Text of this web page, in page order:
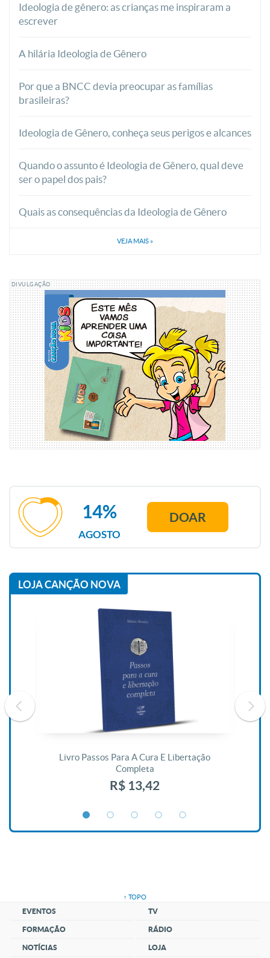
Ideologia de gênero: as crianças me inspiraram a
escrever
A hilária Ideologia de Gênero
Por que a BNCC devia preocupar as famílias
brasileiras?
Ideologia de Gênero, conheça seus perigos e alcances
Quando o assunto é Ideologia de Gênero, qual deve
ser o papel dos pais?
Quais as consequências da Ideologia de Gênero
VEJA MAIS »
DIVULGAÇÃO
AGOSTO
14% DOAR
LOJA CANÇÃO NOVA
Livro Passos Para A Cura E Libertação
Completa
R$ 13,42
↑ TOPO
EVENTOS
FORMAÇÃO
NOTÍCIAS
TV
RÁDIO
LOJA